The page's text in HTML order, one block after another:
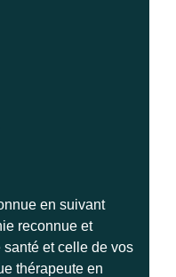
en suivant
reconnue et
et celle de vos
thérapeute en